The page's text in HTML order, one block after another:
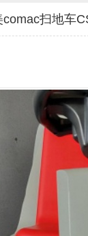
扫地车